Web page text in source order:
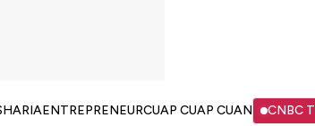
ENTREPRENEURCUAP CUAP CUAN CNBC